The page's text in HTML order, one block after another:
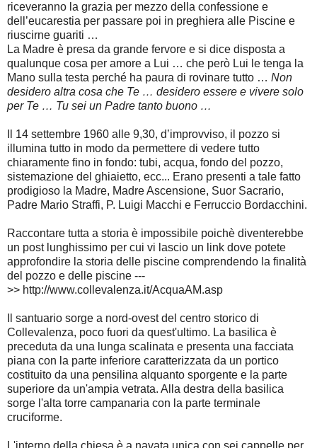
riceveranno la grazia per mezzo della confessione e
dell’eucarestia per passare poi in preghiera alle Piscine e
riuscirne guariti …
La Madre è presa da grande fervore e si dice disposta a
qualunque cosa per amore a Lui … che però Lui le tenga la
Mano sulla testa perché ha paura di rovinare tutto … Non
desidero altra cosa che Te … desidero essere e vivere solo
per Te … Tu sei un Padre tanto buono …
Il 14 settembre 1960 alle 9,30, d’improvviso, il pozzo si
illumina tutto in modo da permettere di vedere tutto
chiaramente fino in fondo: tubi, acqua, fondo del pozzo,
sistemazione del ghiaietto, ecc... Erano presenti a tale fatto
prodigioso la Madre, Madre Ascensione, Suor Sacrario,
Padre Mario Straffi, P. Luigi Macchi e Ferruccio Bordacchini.
Raccontare tutta a storia è impossibile poichè diventerebbe
un post lunghissimo per cui vi lascio un link dove potete
approfondire la storia delle piscine comprendendo la finalità
del pozzo e delle piscine ---
>> http://www.collevalenza.it/AcquaAM.asp
Il santuario sorge a nord-ovest del centro storico di
Collevalenza, poco fuori da quest'ultimo. La basilica è
preceduta da una lunga scalinata e presenta una facciata
piana con la parte inferiore caratterizzata da un portico
costituito da una pensilina alquanto sporgente e la parte
superiore da un'ampia vetrata. Alla destra della basilica
sorge l'alta torre campanaria con la parte terminale
cruciforme.